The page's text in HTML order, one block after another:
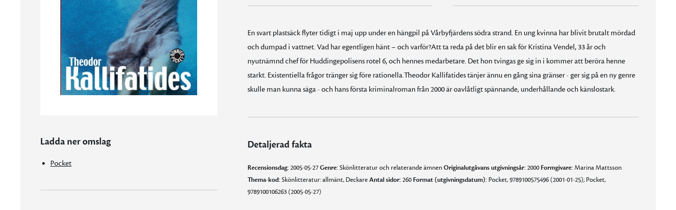
Ladda ner omslag
Pocket
En svart plastsäck flyter tidigt i maj upp under en hängpil på Vårbyfjärdens södra strand. En ung kvinna har blivit brutalt mördad
och dumpad i vattnet. Vad har egentligen hänt – och varför?Att ta reda på det blir en sak för Kristina Vendel, 33 år och
nyutnämnd chef för Huddingepolisens rotel 6, och hennes medarbetare. Det hon tvingas ge sig in i kommer att beröra henne
starkt. Existentiella frågor tränger sig före rationella.Theodor Kallifatides tänjer ännu en gång sina gränser - ger sig på en ny genre
skulle man kunna säga - och hans första kriminalroman från 2000 är oavlåtligt spännande, underhållande och känslostark.
Detaljerad fakta
Recensionsdag:2005-05-27Genre:Skönlitteratur och relaterande ämnenOriginalutgåvans utgivningsår:2000 Formgivare:Marina Mattsson
Thema-kod:Skönlitteratur: allmänt, DeckareAntal sidor:260 Format (utgivningsdatum):Pocket, 9789100575496 (2001-01-25); Pocket,
9789100106263 (2005-05-27)